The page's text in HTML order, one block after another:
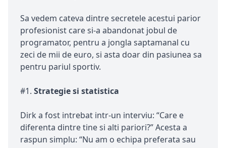
Sa vedem cateva dintre secretele acestui parior
profesionist care si-a abandonat jobul de
programator, pentru a jongla saptamanal cu
zeci de mii de euro, si asta doar din pasiunea sa
pentru pariul sportiv.
#1. Strategie si statistica
Dirk a fost intrebat intr-un interviu: “Care e
diferenta dintre tine si alti pariori?” Acesta a
raspun simplu: “Nu am o echipa preferata sau